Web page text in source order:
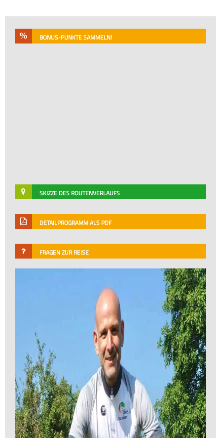
BONUS-PUNKTE SAMMELN!
SKIZZE DES ROUTENVERLAUFS
DETAILPROGRAMM ALS PDF
FRAGEN ZUR REISE